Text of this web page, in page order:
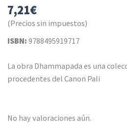
7,21€
(Precios sin impuestos)
ISBN: 9788495919717
La obra Dhammapada es una
procedentes del Canon Pali
No hay valoraciones aún.